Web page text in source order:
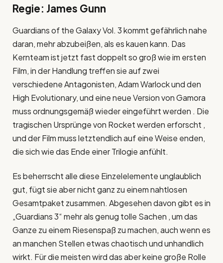
Regie: James Gunn
Guardians of the Galaxy Vol. 3 kommt gefährlich nahe
daran, mehr abzubeißen, als es kauen kann. Das
Kernteam ist jetzt fast doppelt so groß wie im ersten
Film, in der Handlung treffen sie auf zwei
verschiedene Antagonisten, Adam Warlock und den
High Evolutionary, und eine neue Version von Gamora
muss ordnungsgemäß wieder eingeführt werden . Die
tragischen Ursprünge von Rocket werden erforscht ,
und der Film muss letztendlich auf eine Weise enden,
die sich wie das Ende einer Trilogie anfühlt.
Es beherrscht alle diese Einzelelemente unglaublich
gut, fügt sie aber nicht ganz zu einem nahtlosen
Gesamtpaket zusammen. Abgesehen davon gibt es in
„Guardians 3“ mehr als genug tolle Sachen , um das
Ganze zu einem Riesenspaß zu machen, auch wenn es
an manchen Stellen etwas chaotisch und unhandlich
wirkt. Für die meisten wird das aber keine große Rolle